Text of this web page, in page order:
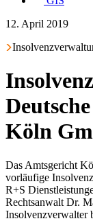
12. April 2019
Köln
Das Amtsgericht
vorläufige
R+S
Rechtsanwalt Dr.
Insolvenzverwalter